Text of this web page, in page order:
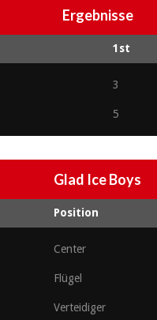
Ergebnisse
1st
3
5
Glad Ice Boys
Position
Center
Flügel
Verteidiger